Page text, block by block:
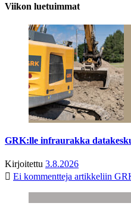
Viikon luetuimmat
GRK:lle infraurakka
Kirjoitettu 3.8.2026
Ei kommentteja artikkeliin